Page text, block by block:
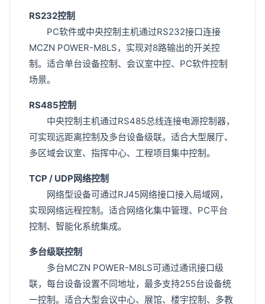
RS232控制
PC软件或中央控制主机通过RS232接口连接
MCZN POWER-M8LS，实现对8路输出的开关控
制。适合单台设备控制、会议室中控、PC软件控制
场景。
RS485控制
中央控制主机通过RS485总线连接电源控制器，
可实现远距离控制及多台设备级联。适合大型展厅、
多区域会议室、指挥中心、工程项目集中控制。
TCP / UDP网络控制
网络型设备可通过RJ45网络接口接入局域网，
实现网络远程控制。适合网络化集中管理、PC平台
控制、智能化系统集成。
多台级联控制
多台MCZN POWER-M8LS可通过通讯接口级
联，每台设备设置不同地址，最多支持255台设备统
一控制。适合大型会议中心、展馆、楼宇控制、多教